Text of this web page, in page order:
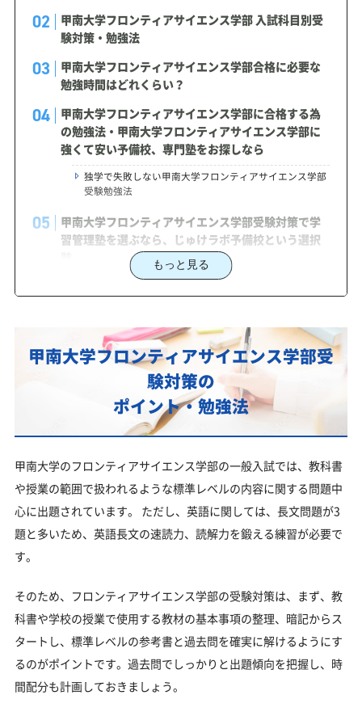
甲南大学フロンティアサイエンス学部 入試科目別受
験対策・勉強法
甲南大学フロンティアサイエンス学部合格に必要な
勉強時間はどれくらい？
甲南大学フロンティアサイエンス学部に合格する為
の勉強法・甲南大学フロンティアサイエンス学部に
強くて安い予備校、専門塾をお探しなら
独学で失敗しない甲南大学フロンティアサイエンス学部
受験勉強法
甲南大学フロンティアサイエンス学部受験対策で学
習管理塾を選ぶなら、じゅけラボ予備校という選択
甲南大学フロンティアサイエンス学部対策カリキュ
ラムのポイント
あなたにピッタリ合った「甲南大学フロンティアサ
イエンス学部対策のオーダーメイドカリキュラム」
から得られる成果とは？
カリキュラムや料金についてお気軽にご相談くださ
い
甲南大学フロンティアサイエンス学部の総合型選抜
入試対策も万全
甲南大学フロンティアサイエンス学部の入試日程
甲南大学フロンティアサイエンス学部の入試日程
甲南大学フロンティアサイエンス学部の受験情報
甲南大学フロンティアサイエンス学部の入試方式
もっと見る
甲南大学フロンティアサイエンス学部受
験対策の
ポイント・勉強法
甲南大学のフロンティアサイエンス学部の一般入試では、教科書
や授業の範囲で扱われるような標準レベルの内容に関する問題中
心に出題されています。 ただし、英語に関しては、長文問題が3
題と多いため、英語長文の速読力、読解力を鍛える練習が必要で
す。
そのため、フロンティアサイエンス学部の受験対策は、まず、教
科書や学校の授業で使用する教材の基本事項の整理、暗記からス
タートし、標準レベルの参考書と過去問を確実に解けるようにす
るのがポイントです。過去問でしっかりと出題傾向を把握し、時
間配分も計画しておきましょう。